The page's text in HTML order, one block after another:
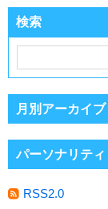
検索
月別アーカイブ
パーソナリティ
RSS2.0